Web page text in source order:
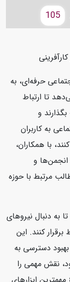
105
حرفه‌ای، به
تا ارتباط
و
به کاربران
با همکاران،
و
مرتبط با حوزه
دنبال نیروهای
کنند. این
دسترسی به
مهمی را